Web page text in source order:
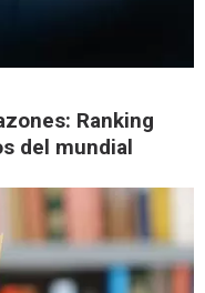
Ranking
del mundial